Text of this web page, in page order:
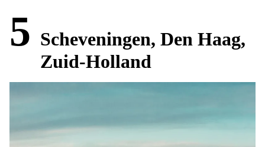
5 Scheveningen, Den Haag,
Zuid-Holland